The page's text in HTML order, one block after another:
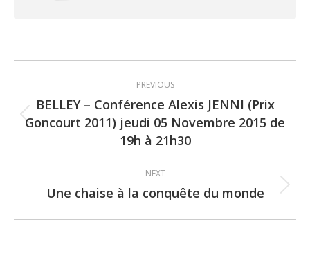
navigation
PREVIOUS
Previous
post:
BELLEY – Conférence Alexis JENNI (Prix
Goncourt 2011) jeudi 05 Novembre 2015 de
19h à 21h30
NEXT
Next
Une chaise à la conquête du monde